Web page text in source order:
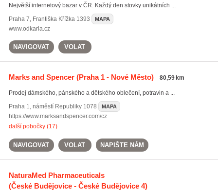
Největší internetový bazar v ČR. Každý den stovky unikátních ...
Praha 7, Františka Křížka 1393 MAPA
www.odkarla.cz
NAVIGOVAT VOLAT
Marks and Spencer(Praha 1 - Nové Město) 80,59 km
Prodej dámského, pánského a dětského oblečení, potravin a ...
Praha 1, náměstí Republiky 1078 MAPA
https://www.marksandspencer.com/cz
další pobočky (17)
NAVIGOVAT VOLAT NAPIŠTE NÁM
NaturaMed Pharmaceuticals
(České Budějovice - České Budějovice 4)